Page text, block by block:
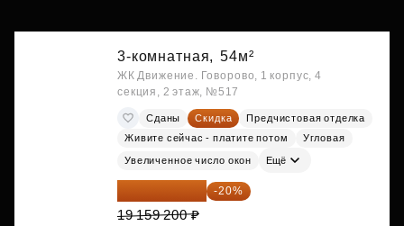
3-комнатная, 54м²
ЖК Движение. Говорово, 1 корпус, 4
секция, 2 этаж, №517
Сданы Скидка
Предчистовая отделка
Живите сейчас - платите потом
Угловая
Увеличенное число окон Ещё
15 327 360 ₽ -20%
19 159 200 ₽